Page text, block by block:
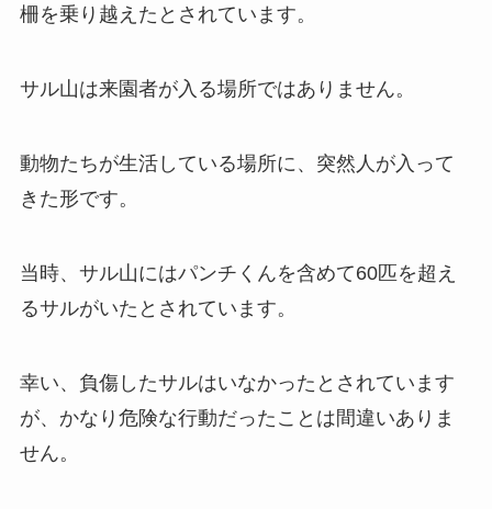
柵を乗り越えたとされています。
サル山は来園者が入る場所ではありません。
動物たちが生活している場所に、突然人が入って
きた形です。
当時、サル山にはパンチくんを含めて60匹を超え
るサルがいたとされています。
幸い、負傷したサルはいなかったとされています
が、かなり危険な行動だったことは間違いありま
せん。